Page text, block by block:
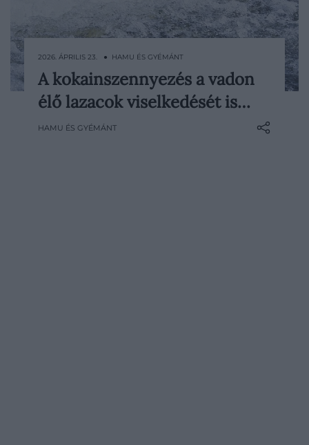
Egy friss kutatás eredményei szerint a
kábítószer-használat nyomai már a
természetes vizek élővilágára is hatással
2026. ÁPRILIS 23. ● HAMU ÉS GYÉMÁNT
A kokainszennyezés a vadon
élő lazacok viselkedését is…
HAMU ÉS GYÉMÁNT